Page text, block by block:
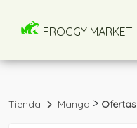
FROGGY MARKET
Tienda Manga > Ofertas